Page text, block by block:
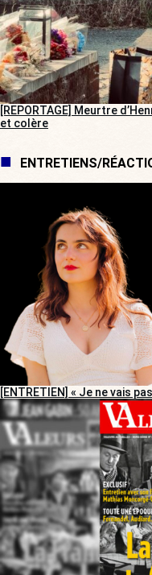
[REPORTAGE] Meurtre
et colère
ENTRETIENS/
[ENTRETIEN] « Je ne vais